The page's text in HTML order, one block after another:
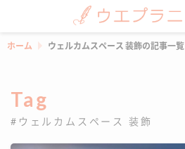
ホーム ウェルカムスペース 装飾の記事一覧
Tag
#ウェルカムスペース 装飾